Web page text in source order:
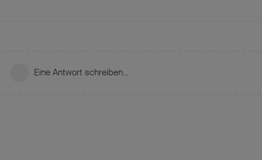
Eine Antwort schreiben…